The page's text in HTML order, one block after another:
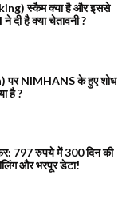
स्कैम क्या है और इससे
दी है क्या चेतावनी ?
पर NIMHANS के हुए शोध
है ?
797 रुपये में 300 दिन की
और भरपूर डेटा!